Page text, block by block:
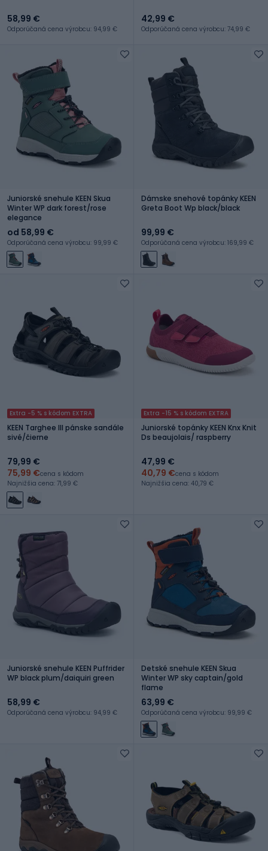
58,99 €
Odporúčaná cena výrobcu: 94,99 €
42,99 €
Odporúčaná cena výrobcu: 74,99 €
Juniorské snehule KEEN Skua
Winter WP dark forest/rose
elegance
od 58,99 €
Odporúčaná cena výrobcu: 99,99 €
Dámske snehové topánky KEEN
Greta Boot Wp black/black
99,99 €
Odporúčaná cena výrobcu: 169,99 €
Extra -5 % s kódom EXTRA
KEEN Targhee III pánske sandále
sivé/čierne
79,99 €
75,99 €cena s kódom
Najnižšia cena: 71,99 €
Extra -15 % s kódom EXTRA
Juniorské topánky KEEN Knx Knit
Ds beaujolais/ raspberry
47,99 €
40,79 €cena s kódom
Najnižšia cena: 40,79 €
Juniorské snehule KEEN Puffrider
WP black plum/daiquiri green
58,99 €
Odporúčaná cena výrobcu: 94,99 €
Detské snehule KEEN Skua
Winter WP sky captain/gold
flame
63,99 €
Odporúčaná cena výrobcu: 99,99 €